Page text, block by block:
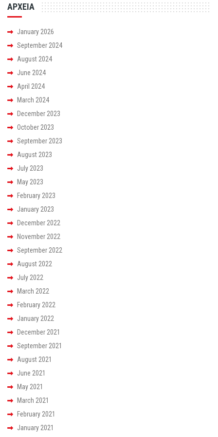
ΑΡΧΕΙΑ
January 2026
September 2024
August 2024
June 2024
April 2024
March 2024
December 2023
October 2023
September 2023
August 2023
July 2023
May 2023
February 2023
January 2023
December 2022
November 2022
September 2022
August 2022
July 2022
March 2022
February 2022
January 2022
December 2021
September 2021
August 2021
June 2021
May 2021
March 2021
February 2021
January 2021